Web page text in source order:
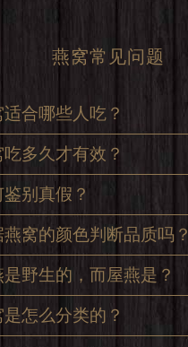
燕窝常见问题
合哪些人吃？
多久才有效？
别真假？
窝的颜色判断品质吗？
野生的，而屋燕是？
怎么分类的？